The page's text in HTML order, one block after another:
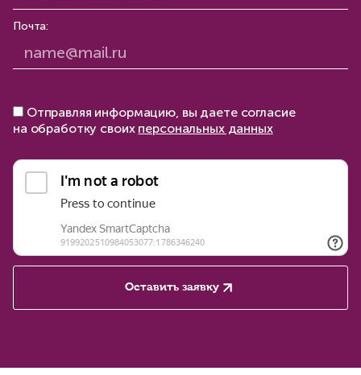
Почта:
Отправляя информацию, вы даете согласие
на обработку своих персональных данных
Оставить заявку